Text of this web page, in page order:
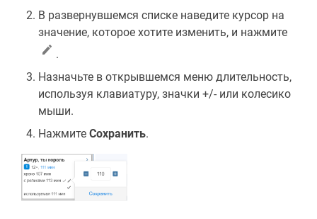
В развернувшемся списке наведите курсор на
значение, которое хотите изменить, и нажмите
.
Назначьте в открывшемся меню длительность,
используя клавиатуру, значки +/- или колесико
мыши.
Нажмите Сохранить.